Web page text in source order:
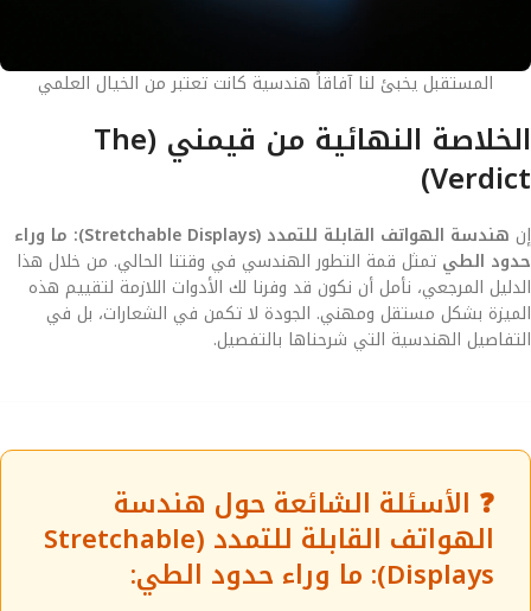
المستقبل يخبئ لنا آفاقاً هندسية كانت تعتبر من الخيال العلمي
الخلاصة النهائية من قيمني (The
Verdict)
إن
هندسة الهواتف القابلة للتمدد (Stretchable Displays): ما وراء
حدود الطي تمثل قمة التطور الهندسي في وقتنا الحالي. من خلال هذا
الدليل المرجعي، نأمل أن نكون قد وفرنا لك الأدوات اللازمة لتقييم هذه
الميزة بشكل مستقل ومهني. الجودة لا تكمن في الشعارات، بل في
التفاصيل الهندسية التي شرحناها بالتفصيل.
❓ الأسئلة الشائعة حول هندسة
الهواتف القابلة للتمدد (Stretchable
Displays): ما وراء حدود الطي: